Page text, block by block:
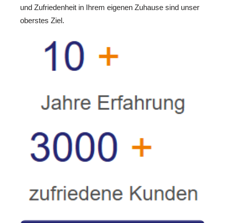
und Zufriedenheit in Ihrem eigenen Zuhause sind unser
oberstes Ziel.